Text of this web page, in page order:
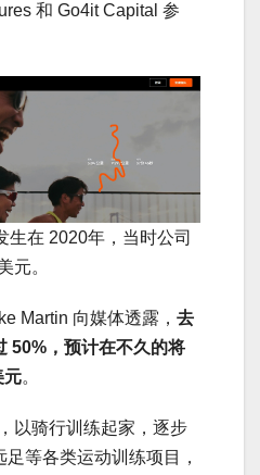
和 Go4it Capital 参
生在 2020年，当时公司
元。
Martin 向媒体透露， 去
50%，预计在不久的将
元。
以骑行训练起家，逐步
等各类运动训练项目，